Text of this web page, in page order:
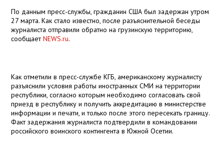
По данным пресс-службы, гражданин США был задержан утром
27 марта. Как стало известно, после разъяснительной беседы
журналиста отправили обратно на грузинскую территорию,
сообщаетNEWS.ru.
Как отметили в пресс-службе КГБ, американскому журналисту
разъяснили условия работы иностранных СМИ на территории
республики, согласно которым необходимо согласовать свой
приезд в республику и получить аккредитацию в министерстве
информации и печати, и только после этого пересекать границу.
Факт задержания журналиста подтвердили в командовании
российского воинского контингента в Южной Осетии.